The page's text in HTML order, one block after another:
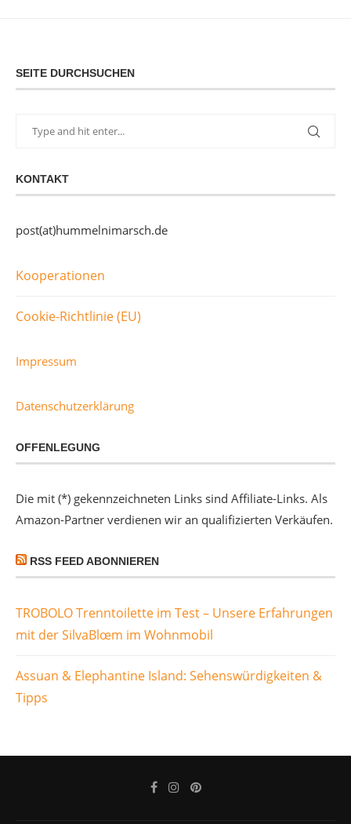
SEITE DURCHSUCHEN
KONTAKT
post(at)hummelnimarsch.de
Kooperationen
Cookie-Richtlinie (EU)
Impressum
Datenschutzerklärung
OFFENLEGUNG
Die mit (*) gekennzeichneten Links sind Affiliate-Links. Als
Amazon-Partner verdienen wir an qualifizierten Verkäufen.
RSS FEED ABONNIEREN
TROBOLO Trenntoilette im Test – Unsere Erfahrungen
mit der SilvaBlœm im Wohnmobil
Assuan & Elephantine Island: Sehenswürdigkeiten &
Tipps